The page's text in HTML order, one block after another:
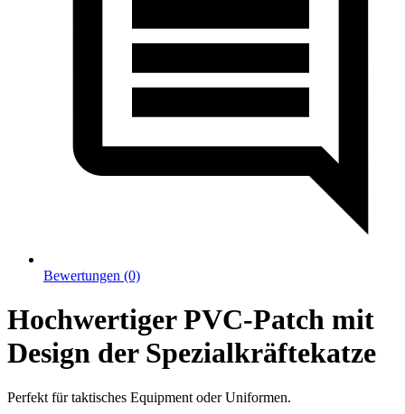
Bewertungen (0)
Hochwertiger PVC-Patch mit
Design der Spezialkräftekatze
Perfekt für taktisches Equipment oder Uniformen.